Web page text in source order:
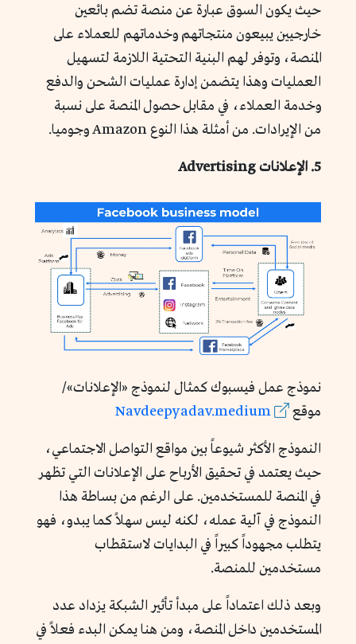
حيث يكون السوق عبارة عن منصة تضم بائعين
خارجيين يبيعون منتجاتهم وخدماتهم للعملاء على
المنصة، وتوفر لهم البنية التحتية اللازمة لتسهيل
العمليات وهذا يتضمن إدارة عمليات الشحن والدفع
وخدمة العملاء، في مقابل حصول المنصة على نسبة
من الإيرادات. من أمثلة هذا النوع Amazon وجوميا.
5. الإعلانات Advertising
نموذج عمل فيسبوك كمثال لنموذج «الإعلانات»/
موقع
Navdeepyadav.medium
النموذج الأكثر شيوعاً بين مواقع التواصل الاجتماعي،
حيث يعتمد في تحقيق الأرباح على الإعلانات التي تظهر
في المنصة للمستخدمين. على الرغم من بساطة هذا
النموذج في آلية عمله، لكنه ليس سهلاً كما يبدو، فهو
يتطلب مجهوداً كبيراً في البدايات لاستقطاب
مستخدمين للمنصة.
وبعد ذلك اعتماداً على مبدأ تأثير الشبكة يزداد عدد
المستخدمين داخل المنصة، ومن هنا يمكن البدء فعلاً في